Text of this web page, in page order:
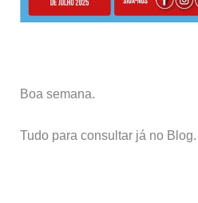
Boa semana.
Tudo para consultar já no Blog.